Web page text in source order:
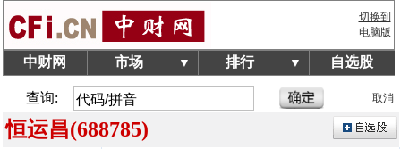
切换到
电脑版
中财网 市场 ▼ 排行 ▼ 自选股
查询: 取消
恒运昌(688785)